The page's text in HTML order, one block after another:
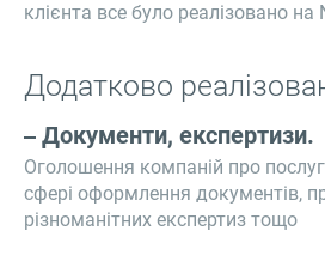
клієнта все було реалізовано
Додатково
Документи, експертизи.
Оголошення компаній про
сфері оформлення документів,
різноманітних експертиз тощо